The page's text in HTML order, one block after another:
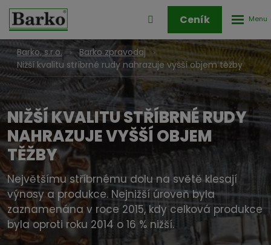
Přihlášení
klienstké
zóny
Ceník
Barko, s.r.o.
Barko zpravodaj
Nižší kvalitu stříbrné rudy nahrazuje vyšší objem těžby
NIŽŠÍ KVALITU STŘÍBRNÉ RUDY
NAHRAZUJE VYŠŠÍ OBJEM
TĚŽBY
Největšímu stříbrnému dolu na světě klesají
výnosy a produkce. Nejnižší úroveň byla
zaznamenána v roce 2015, kdy celková produkce
byla oproti roku 2014 o 16 % nižší.